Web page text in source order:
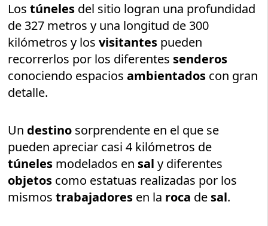
Lostúneles del sitio logran una profundidad
de 327 metros y una longitud de 300
kilómetros y losvisitantes pueden
recorrerlos por los diferentes senderos
conociendo espaciosambientados con gran
detalle.
Un destino sorprendente en el que se
pueden apreciar casi 4 kilómetros de
túneles modelados en saly diferentes
objetos como estatuas realizadas por los
mismostrabajadores en la roca de sal.